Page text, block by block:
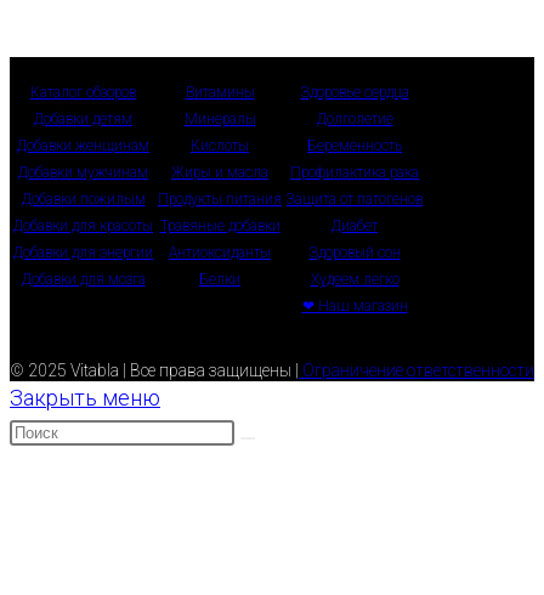
Каталог обзоров
Добавки детям
Добавки женщинам
Добавки мужчинам
Добавки пожилым
Добавки для красоты
Добавки для энергии
Добавки для мозга
Витамины
Минералы
Кислоты
Жиры и масла
Продукты питания
Травяные добавки
Антиоксиданты
Белки
Здоровье сердца
Долголетие
Беременность
Профилактика рака
Защита от патогенов
Диабет
Здоровый сон
Худеем легко
❤ Наш магазин
© 2025 Vitabla | Все права защищены | Ограничение ответственности
Закрыть меню